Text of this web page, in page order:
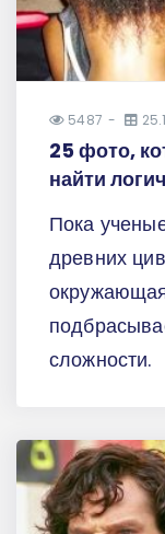
5487
25 фото,
найти
Пока
древних
сложности.